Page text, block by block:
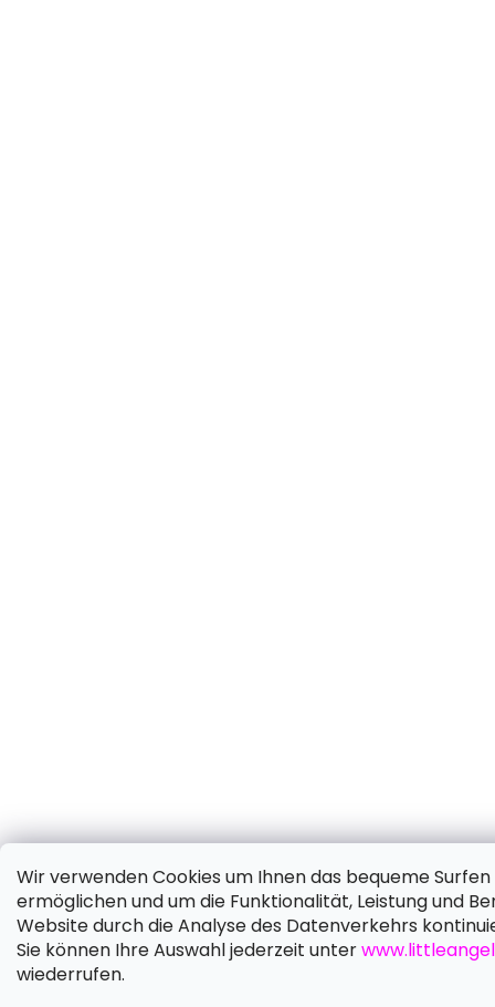
Wir verwenden Cookies um Ihnen das bequeme
ermöglichen und um die Funktionalität, Leistung und
Website durch die Analyse des Datenverkehrs
Sie können Ihre Auswahl jederzeit unter
wiederrufen.